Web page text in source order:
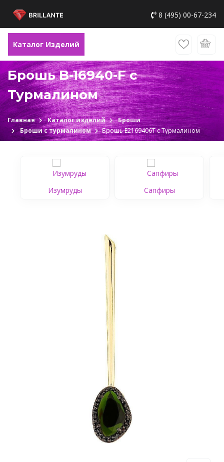
8 (495) 00-67-234
Каталог Изделий
Брошь B-16940-F c
Турмалином
Главная Каталог изделий
Броши
Броши с турмалином
Брошь Е2169406Т c Турмалином
Изумруды Сапфиры